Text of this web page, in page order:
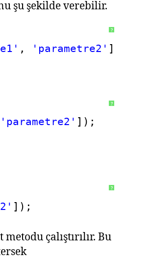
şu şekilde verebilir.
?
, 'parametre2' ]);
?
'parametre2' ]);
?
]);
çalıştırılır. Bu